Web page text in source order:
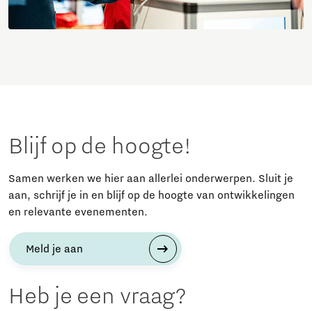
Blijf op de hoogte!
Samen werken we hier aan allerlei onderwerpen. Sluit je
aan, schrijf je in en blijf op de hoogte van ontwikkelingen
en relevante evenementen.
Meld je aan
Heb je een vraag?